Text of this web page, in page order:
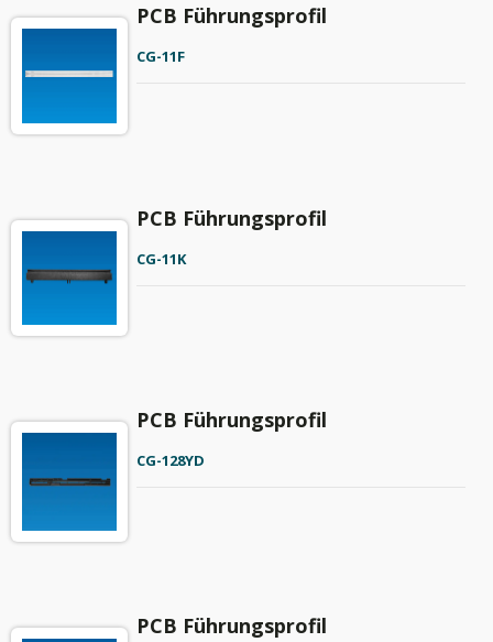
PCB Führungsprofil
CG-11F
PCB Führungsprofil
CG-11K
PCB Führungsprofil
CG-128YD
PCB Führungsprofil